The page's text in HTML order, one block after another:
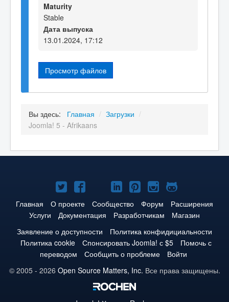
Maturity
Stable
Дата выпуска
13.01.2024, 17:12
Просмотр файлов
Вы здесь: Главная / Загрузки /
Joomla! 5 - Afrikaans
Joomla!
в
Твиттере
Joomla!
в
Facebook
Joomla!
в
YouTube
Joomla!
в
LinkedIn
Joomla!
в
Pinterest
Joomla!
в
Instagram
Joomla!
на
GitHub
Главная О проекте Сообщество Форум
Расширения
Услуги
Документация Разработчикам
Магазин
Заявление о доступности
Политика конфидициальности
Политика cookie
Спонсировать Joomla! с $5
Помочь с
переводом
Сообщить о проблеме
Войти
© 2005 - 2026 Open Source Matters, Inc. Все права защищены.